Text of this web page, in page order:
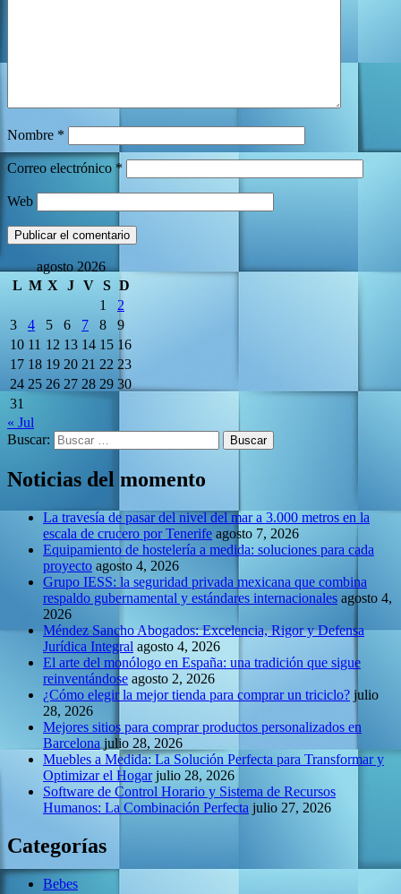
Nombre *
Correo electrónico *
Web
agosto 2026
L M X J V S D
1
2
3
4 5 6 7 8
9
10 11 12 13 14 15 16
17 18 19 20 21 22 23
24 25 26 27 28 29 30
31
« Jul
Buscar:
Noticias del momento
La travesía de pasar del nivel del mar a 3.000 metros en la
escala de crucero por Tenerife agosto 7, 2026
Equipamiento de hostelería a medida: soluciones para cada
proyecto agosto 4, 2026
Grupo IESS: la seguridad privada mexicana que combina
respaldo gubernamental y estándares internacionales agosto 4,
2026
Méndez Sancho Abogados: Excelencia, Rigor y Defensa
Jurídica Integral agosto 4, 2026
El arte del monólogo en España: una tradición que sigue
reinventándose agosto 2, 2026
¿Cómo elegir la mejor tienda para comprar un triciclo? julio
28, 2026
Mejores sitios para comprar productos personalizados en
Barcelona julio 28, 2026
Muebles a Medida: La Solución Perfecta para Transformar y
Optimizar el Hogar julio 28, 2026
Software de Control Horario y Sistema de Recursos
Humanos: La Combinación Perfecta julio 27, 2026
Categorías
Bebes